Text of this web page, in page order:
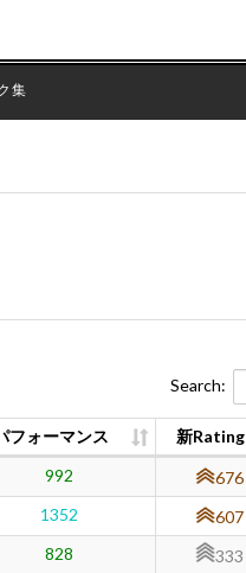
集
Search:
フォーマンス 新Rating
992 676
1352 607
828 333